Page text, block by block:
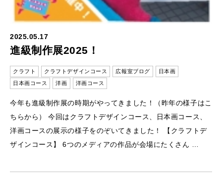
2025.05.17
進級制作展2025！
クラフト クラフトデザインコース 広報室ブログ
日本画
日本画コース
洋画 洋画コース
今年も進級制作展の時期がやってきました！（昨年の様子はこ
ちらから） 今回はクラフトデザインコース、日本画コース、
洋画コースの展示の様子をのぞいてきました！ 【クラフトデ
ザインコース】 6つのメディアの作品が会場にたくさん …